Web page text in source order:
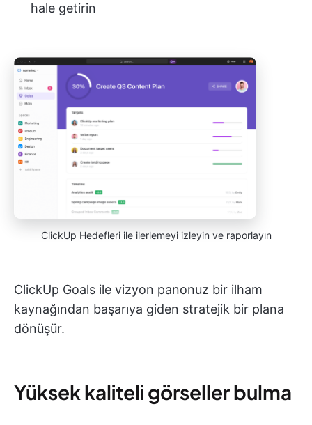
hale getirin
ClickUp Hedefleri ile ilerlemeyi izleyin ve raporlayın
ClickUp Goals ile vizyon panonuz bir ilham
kaynağından başarıya giden stratejik bir plana
dönüşür.
Yüksek kaliteli görseller bulma